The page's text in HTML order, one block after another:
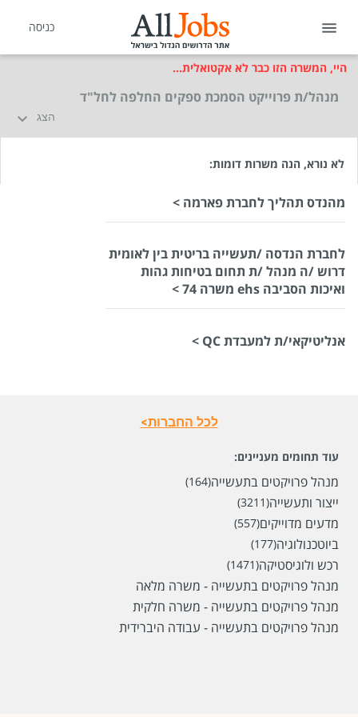
כניסה
היי, המשרה הזו כבר לא אקטואלית...
מנהל/ת פרוייקט הסמכת ספקים החלפה לחל"ד
הצג
המעסיק לא סיפר לנו
סוג משרה עבודה זמנית,
מיקום
חיפה
לפני 21 ימים
לא נורא, הנה משרות דומות:
מהנדס תהליך לחברת פארמה >
לחברת הנדסה /תעשייה בריטית בין לאומית
דרוש /ה מנהל /ת תחום בטיחות גהות
ואיכות הסביבה ehs משרה 74 >
אנליטיקאי/ת למעבדת QC >
לכל החברות>
עוד תחומים מעניינים:
מנהל פרויקטים בתעשייה(164)
ייצור ותעשייה(3211)
מדעים מדוייקים(557)
ביוטכנולוגיה(177)
רכש ולוגיסטיקה(1471)
מנהל פרויקטים בתעשייה - משרה מלאה
מנהל פרויקטים בתעשייה - משרה חלקית
מנהל פרויקטים בתעשייה - עבודה היברידית